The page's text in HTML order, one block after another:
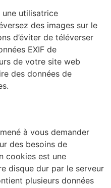
une utilisatrice
des images sur le
d’éviter de téléverser
EXIF de
de votre site web
des données de
à vous demander
des besoins de
cookies est une
disque dur par le serveur
plusieurs données